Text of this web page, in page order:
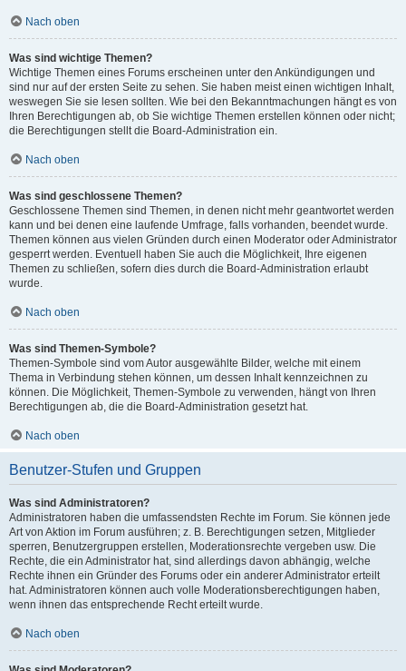
Nach oben
Was sind wichtige Themen?
Wichtige Themen eines Forums erscheinen unter den Ankündigungen und
sind nur auf der ersten Seite zu sehen. Sie haben meist einen wichtigen Inhalt,
weswegen Sie sie lesen sollten. Wie bei den Bekanntmachungen hängt es von
Ihren Berechtigungen ab, ob Sie wichtige Themen erstellen können oder nicht;
die Berechtigungen stellt die Board-Administration ein.
Nach oben
Was sind geschlossene Themen?
Geschlossene Themen sind Themen, in denen nicht mehr geantwortet werden
kann und bei denen eine laufende Umfrage, falls vorhanden, beendet wurde.
Themen können aus vielen Gründen durch einen Moderator oder Administrator
gesperrt werden. Eventuell haben Sie auch die Möglichkeit, Ihre eigenen
Themen zu schließen, sofern dies durch die Board-Administration erlaubt
wurde.
Nach oben
Was sind Themen-Symbole?
Themen-Symbole sind vom Autor ausgewählte Bilder, welche mit einem
Thema in Verbindung stehen können, um dessen Inhalt kennzeichnen zu
können. Die Möglichkeit, Themen-Symbole zu verwenden, hängt von Ihren
Berechtigungen ab, die die Board-Administration gesetzt hat.
Nach oben
Benutzer-Stufen und Gruppen
Was sind Administratoren?
Administratoren haben die umfassendsten Rechte im Forum. Sie können jede
Art von Aktion im Forum ausführen; z. B. Berechtigungen setzen, Mitglieder
sperren, Benutzergruppen erstellen, Moderationsrechte vergeben usw. Die
Rechte, die ein Administrator hat, sind allerdings davon abhängig, welche
Rechte ihnen ein Gründer des Forums oder ein anderer Administrator erteilt
hat. Administratoren können auch volle Moderationsberechtigungen haben,
wenn ihnen das entsprechende Recht erteilt wurde.
Nach oben